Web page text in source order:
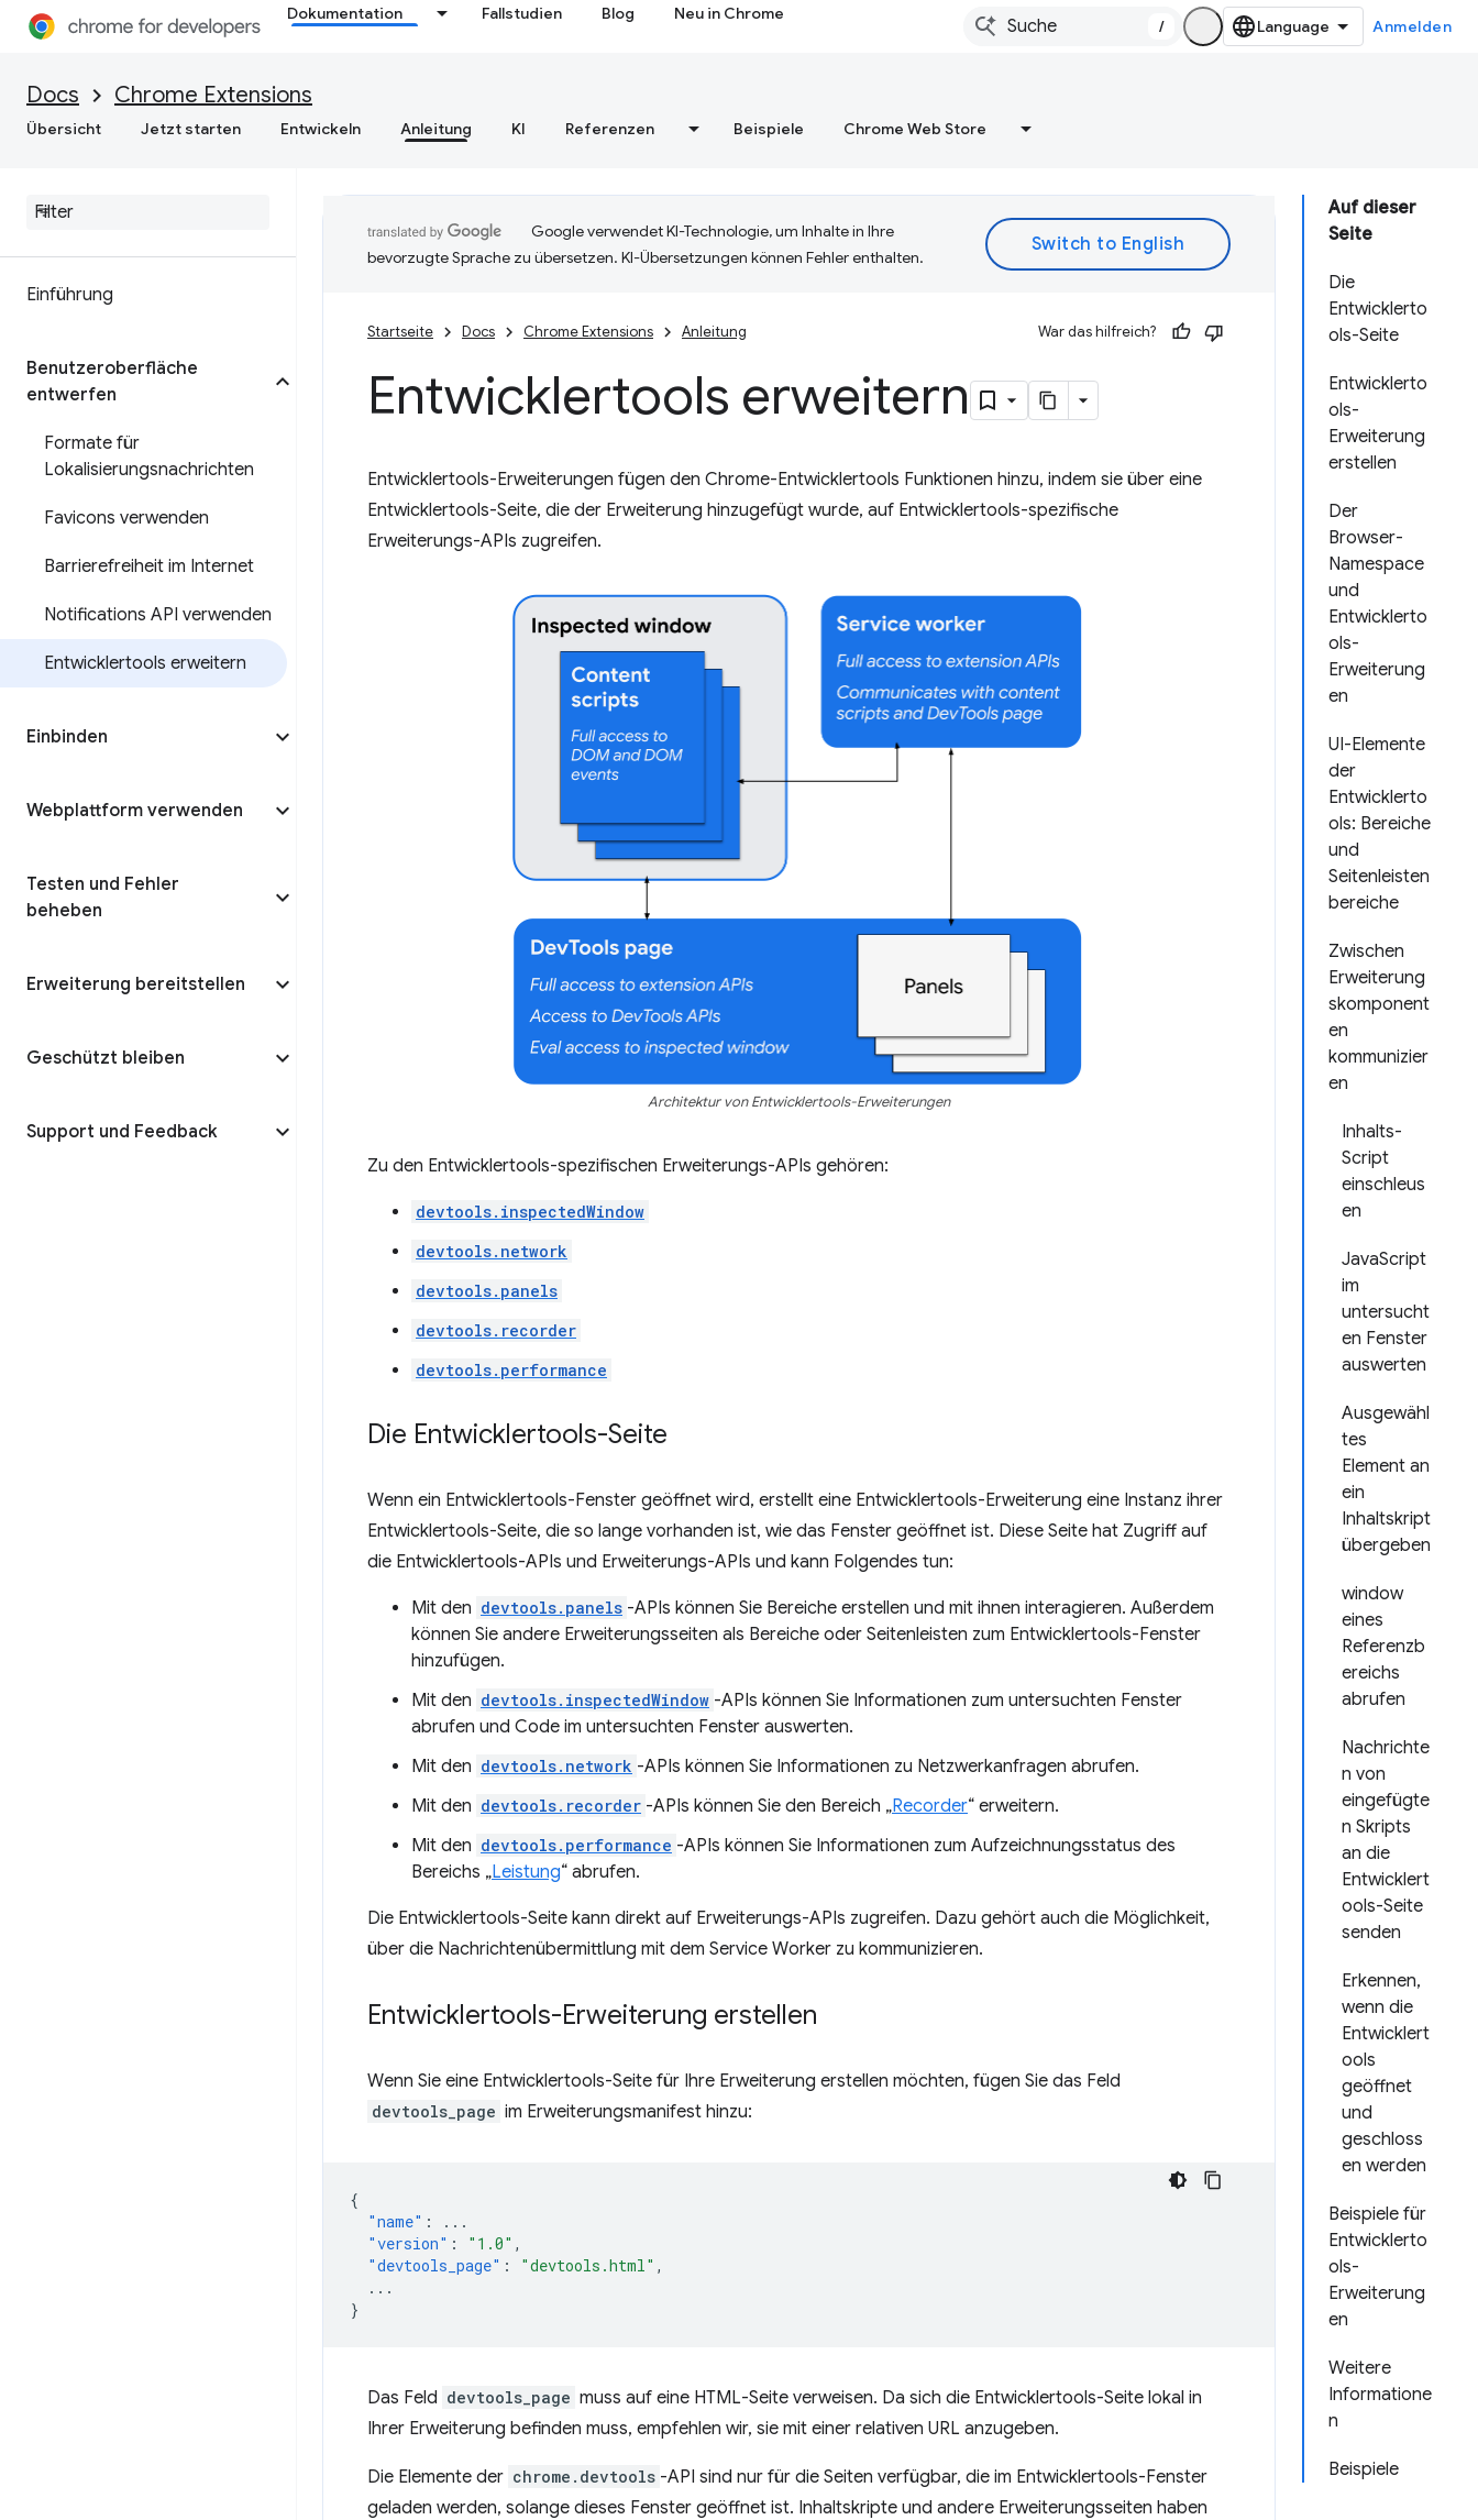
Dokumentation Fallstudien Blog Neu in Chrome
/ Anmelden
Docs Chrome Extensions
Übersicht Jetzt starten Entwickeln Anleitung KI Referenzen Beispiele Chrome Web Store
Einführung
Benutzeroberfläche
entwerfen
Formate für
Lokalisierungsnachrichten
Favicons verwenden
Barrierefreiheit im Internet
Notifications API verwenden
Entwicklertools erweitern
Einbinden
Webplattform verwenden
Testen und Fehler
beheben
Erweiterung bereitstellen
Geschützt bleiben
Support und Feedback
Auf dieser
Seite
Die
Entwicklerto
ols-Seite
Entwicklerto
ols-
Erweiterung
erstellen
Der
Browser-
Namespace
und
Entwicklerto
ols-
Erweiterung
en
UI-Elemente
der
Entwicklerto
ols: Bereiche
und
Seitenleisten
bereiche
Zwischen
Erweiterung
skomponent
en
kommunizier
en
Inhalts-
Script
einschleus
en
JavaScript
im
untersucht
en Fenster
auswerten
Ausgewähl
tes
Element an
ein
Inhaltskript
übergeben
window
eines
Referenzb
ereichs
abrufen
Nachrichte
n von
eingefügte
n Skripts
an die
Entwicklert
ools-Seite
senden
Erkennen,
wenn die
Entwicklert
ools
geöffnet
und
geschloss
en werden
Beispiele für
Entwicklerto
ols-
Erweiterung
en
Weitere
Informatione
n
Beispiele
Google verwendet KI-Technologie, um Inhalte in Ihre
bevorzugte Sprache zu übersetzen. KI-Übersetzungen können Fehler enthalten.
Startseite Docs Chrome Extensions Anleitung War das hilfreich?
Entwicklertools erweitern
Entwicklertools-Erweiterungen fügen den Chrome-Entwicklertools Funktionen hinzu, indem sie über eine
Entwicklertools-Seite, die der Erweiterung hinzugefügt wurde, auf Entwicklertools-spezifische
Erweiterungs-APIs zugreifen.
Architektur von Entwicklertools-Erweiterungen
Zu den Entwicklertools-spezifischen Erweiterungs-APIs gehören:
devtools.inspectedWindow
devtools.network
devtools.panels
devtools.recorder
devtools.performance
Die Entwicklertools-Seite
Wenn ein Entwicklertools-Fenster geöffnet wird, erstellt eine Entwicklertools-Erweiterung eine Instanz ihrer
Entwicklertools-Seite, die so lange vorhanden ist, wie das Fenster geöffnet ist. Diese Seite hat Zugriff auf
die Entwicklertools-APIs und Erweiterungs-APIs und kann Folgendes tun:
Mit den devtools.panels -APIs können Sie Bereiche erstellen und mit ihnen interagieren. Außerdem
können Sie andere Erweiterungsseiten als Bereiche oder Seitenleisten zum Entwicklertools-Fenster
hinzufügen.
Mit den devtools.inspectedWindow -APIs können Sie Informationen zum untersuchten Fenster
abrufen und Code im untersuchten Fenster auswerten.
Mit den devtools.network -APIs können Sie Informationen zu Netzwerkanfragen abrufen.
Mit den devtools.recorder -APIs können Sie den Bereich „Recorder“ erweitern.
Mit den devtools.performance -APIs können Sie Informationen zum Aufzeichnungsstatus des
Bereichs „Leistung“ abrufen.
Die Entwicklertools-Seite kann direkt auf Erweiterungs-APIs zugreifen. Dazu gehört auch die Möglichkeit,
über die Nachrichtenübermittlung mit dem Service Worker zu kommunizieren.
Entwicklertools-Erweiterung erstellen
Wenn Sie eine Entwicklertools-Seite für Ihre Erweiterung erstellen möchten, fügen Sie das Feld
devtools_page im Erweiterungsmanifest hinzu:
{
"name" :
...
"version" : "1.0" ,
"devtools_page" : "devtools.html" ,
...
}
Das Feld devtools_page muss auf eine HTML-Seite verweisen. Da sich die Entwicklertools-Seite lokal in
Ihrer Erweiterung befinden muss, empfehlen wir, sie mit einer relativen URL anzugeben.
Die Elemente der chrome.devtools -API sind nur für die Seiten verfügbar, die im Entwicklertools-Fenster
geladen werden, solange dieses Fenster geöffnet ist. Inhaltskripte und andere Erweiterungsseiten haben